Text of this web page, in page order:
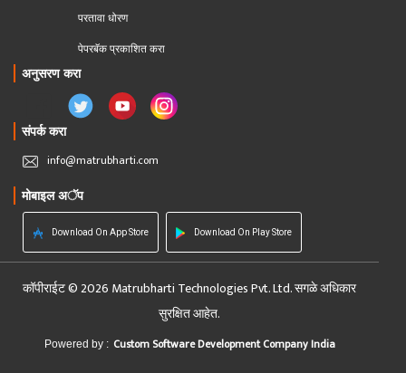
परतावा धोरण
पेपरबॅक प्रकाशित करा
अनुसरण करा
संपर्क करा
info@matrubharti.com
मोबाइल अॅप
Download On App Store Download On Play Store
कॉपीराईट © 2026 Matrubharti Technologies Pvt. Ltd. सगळे अधिकार
सुरक्षित आहेत.
Powered by : Custom Software Development Company India